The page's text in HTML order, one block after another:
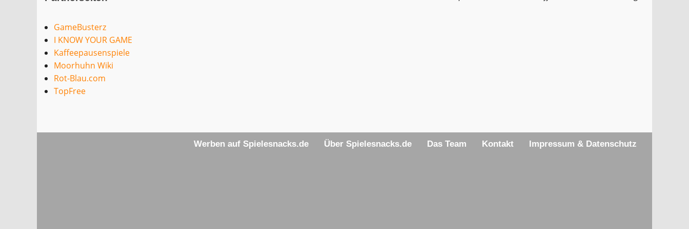
GameBusterz
I KNOW YOUR GAME
Kaffeepausenspiele
Moorhuhn Wiki
Rot-Blau.com
TopFree
Werben auf Spielesnacks.de Über Spielesnacks.de Das Team Kontakt Impressum & Datenschutz